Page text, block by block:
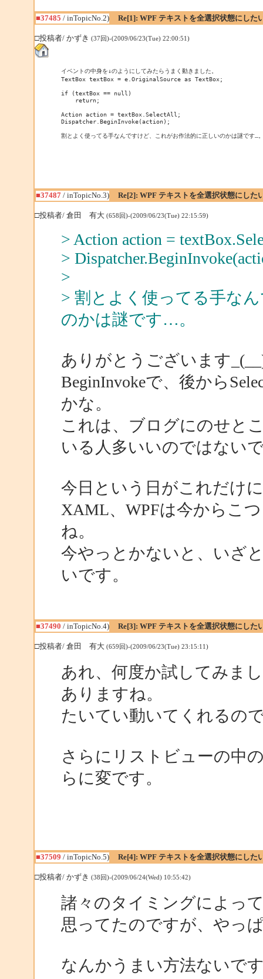
■37485 / inTopicNo.2) Re[1]: WPF テキストを全選択状態にした
□投稿者/ かずき (37回)-(2009/06/23(Tue) 22:00:51)
イベントの中身を↓のようにしてみたらうまく動きました。
TextBox textBox = e.OriginalSource as TextBox;
if (textBox == null)
    return;
Action action = textBox.SelectAll;
Dispatcher.BeginInvoke(action);
割とよく使ってる手なんですけど、これがお作法的に正しいのかは謎です…
■37487/ inTopicNo.3) Re[2]: WPF テキストを全選択状態にした
□投稿者/ 倉田 有大 (658回)-(2009/06/23(Tue) 22:15:59)
> Action action =
>
>
> 割とよく使ってる手な
のかは謎です…。
ありがとうございます
BeginInvokeで、後から
かな。
これは、ブログにのせと
いる人多いいのではない
今日という日がこれだけ
XAML、WPFは今からこ
ね。
今やっとかないと、いざ
いです。
■37490 / inTopicNo.4) Re[3]: WPF テキストを全選択状態にした
□投稿者/ 倉田 有大 (659回)-(2009/06/23(Tue) 23:15:11)
あれ、何度か試してみま
ありますね。
たいてい動いてくれるの
さらにリストビューの中
らに変です。
■37509 / inTopicNo.5) Re[4]: WPF テキストを全選択状態にした
□投稿者/ かずき (38回)-(2009/06/24(Wed) 10:55:42)
諸々のタイミングによっ
思ってたのですが、やっ
なんかうまい方法ないで